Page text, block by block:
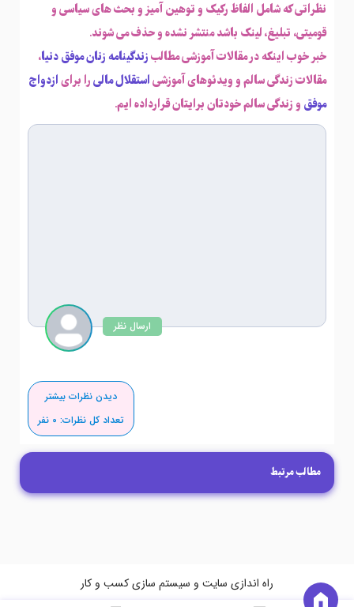
نظراتی که شامل الفاظ رکیک و توهین آمیز و بحث های سیاسی و
قومیتی، تبلیغ، لینک باشد منتشر نشده و حذف می شوند.
خبر خوب اینکه در مقالات آموزشی مطالبزندگینامه زنان موفق دنیا،
مقالات زندگی سالم و ویدئوهای آموزشیاستقلال مالیرا برایازدواج
موفق و زندگی سالم خودتان برایتان قرارداده ایم.
ارسال نظر
دیدن نظرات بیشتر
تعداد کل نظرات: 0 نفر
مطالب مرتبط
راه اندازی سایت و سیستم سازی کسب و کار